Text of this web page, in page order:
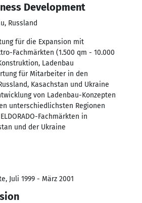
Development
Russland
für die Expansion mit
Fachmärkten (1.500 qm - 10.000
Ladenbau
für Mitarbeiter in den
Kasachstan und Ukraine
von Ladenbau-Konzepten
unterschiedlichsten Regionen
Fachmärkten in
und der Ukraine
Juli 1999 - März 2001